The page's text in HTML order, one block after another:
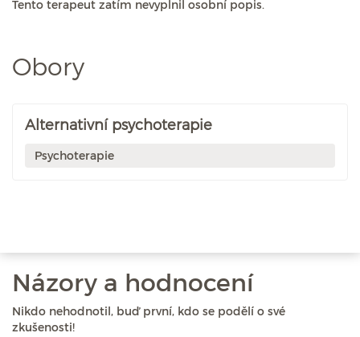
Tento terapeut zatím nevyplnil osobní popis.
Obory
Alternativní psychoterapie
Psychoterapie
Názory a hodnocení
Nikdo nehodnotil, buď první, kdo se podělí o své
zkušenosti!